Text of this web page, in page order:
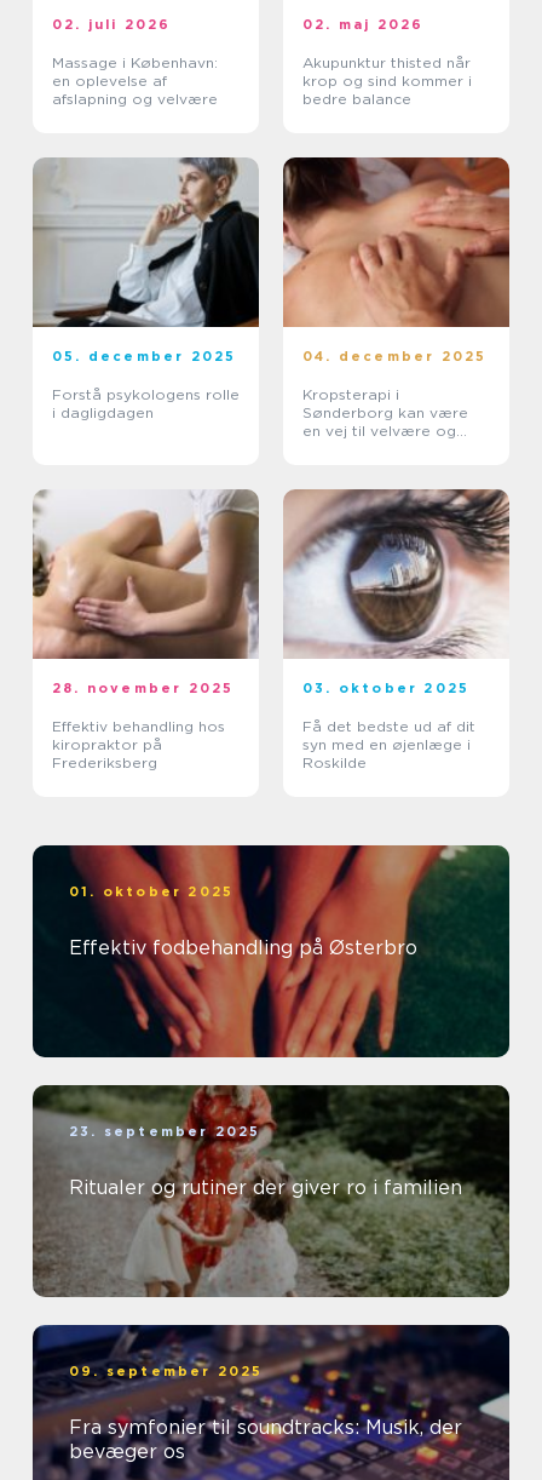
02. juli 2026
Massage i København:
en oplevelse af
afslapning og velvære
02. maj 2026
Akupunktur thisted når
krop og sind kommer i
bedre balance
05. december 2025
Forstå psykologens rolle
i dagligdagen
04. december 2025
Kropsterapi i
Sønderborg kan være
en vej til velvære og
28. november 2025
Effektiv behandling hos
kiropraktor på
Frederiksberg
03. oktober 2025
Få det bedste ud af dit
syn med en øjenlæge i
Roskilde
01. oktober 2025
Effektiv fodbehandling på Østerbro
23. september 2025
Ritualer og rutiner der giver ro i familien
09. september 2025
Fra symfonier til soundtracks: Musik, der
bevæger os